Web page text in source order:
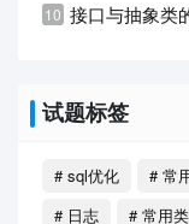
接口与抽象类
试题标签
# sql优化 # 常
# 日志
# 常用类